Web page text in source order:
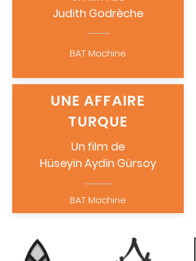
Judith Godrèche
BAT Machine
UNE AFFAIRE
TURQUE
Un film de
Hüseyin Aydin Gürsoy
BAT Machine